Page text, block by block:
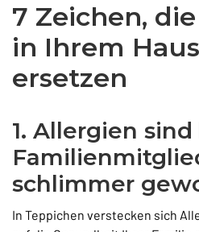
7 Zeichen,
in Ihrem
ersetzen
1. Allergien
schlimmer
In Teppichen verstecken sich